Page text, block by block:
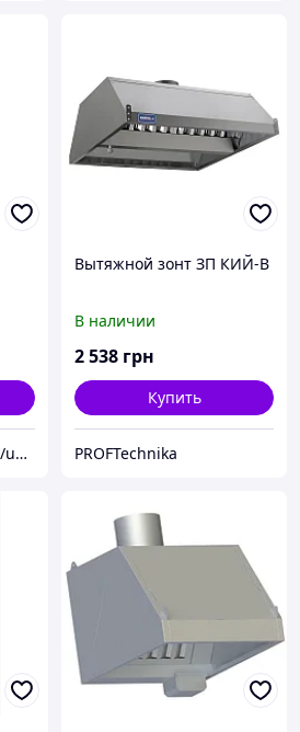
Универсал.MD(https://universal.prom.md/)
Вытяжной зонт ЗП КИЙ-В
В наличии
2 538 грн
Купить
PROFTechnika